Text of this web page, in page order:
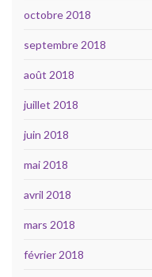
octobre 2018
septembre 2018
août 2018
juillet 2018
juin 2018
mai 2018
avril 2018
mars 2018
février 2018